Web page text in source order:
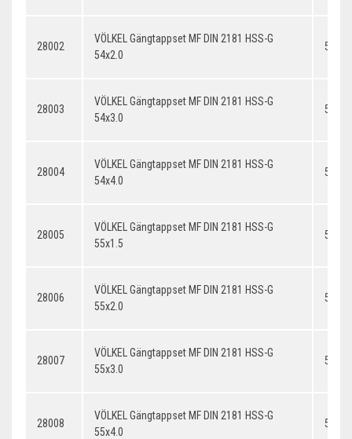
28002
VÖLKEL Gängtappset MF DIN 2181 HSS-G
54x2.0
28003
VÖLKEL Gängtappset MF DIN 2181 HSS-G
54x3.0
28004
VÖLKEL Gängtappset MF DIN 2181 HSS-G
54x4.0
28005
VÖLKEL Gängtappset MF DIN 2181 HSS-G
55x1.5
28006
VÖLKEL Gängtappset MF DIN 2181 HSS-G
55x2.0
28007
VÖLKEL Gängtappset MF DIN 2181 HSS-G
55x3.0
28008
VÖLKEL Gängtappset MF DIN 2181 HSS-G
55x4.0